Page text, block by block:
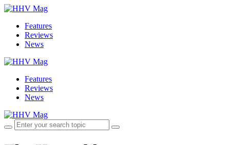
Features
Reviews
News
Features
Reviews
News